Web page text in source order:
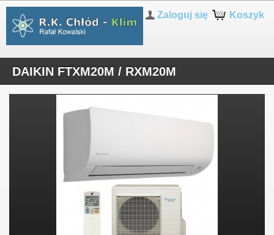
Koszyk
Zaloguj się
DAIKIN FTXM20M / RXM20M